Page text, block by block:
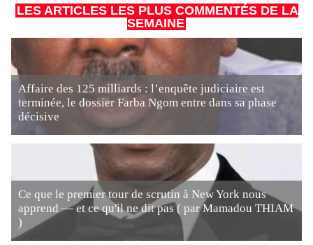
LES ARTICLES LES PLUS COMMENTÉS DE LA
SEMAINE
Affaire des 125 milliards : l’enquête judiciaire est
terminée, le dossier Farba Ngom entre dans sa phase
décisive
Ce que le premier tour de scrutin à New York nous
apprend — et ce qu'il ne dit pas ( par Mamadou THIAM
)